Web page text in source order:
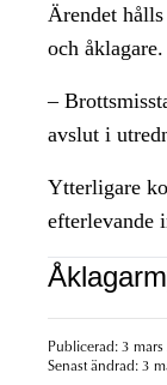
Ärendet
och åklagare.
–
avslut i
Ytterligare
efterlevande
Publicerad: 3
Senast ändrad: 3